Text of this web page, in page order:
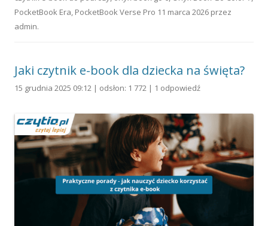
PocketBook Era, PocketBook Verse Pro 11 marca 2026 przez
admin.
Jaki czytnik e-book dla dziecka na święta?
15 grudnia 2025 09:12 | odsłon: 1 772 | 1 odpowiedź